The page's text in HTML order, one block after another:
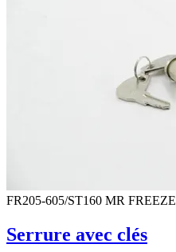
FR205-605/ST160 MR FREEZE
Serrure avec clés